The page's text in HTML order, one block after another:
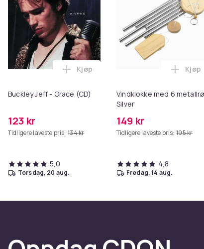
Buckley Jeff - Grace (CD)
123 kr
Tidligere laveste pris: 134 kr
Legg Buckley Jeff - Grace (CD) i
Kjøp
5,0
torsdag, 20 aug.
Vindklokke med 6
Silver
149 kr
Tidligere laveste pris: 195 kr
Kjøp
4,8
fredag, 14 aug.